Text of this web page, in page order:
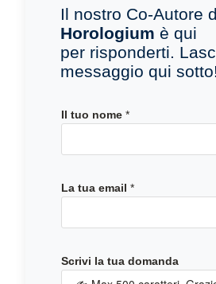
Il nostro Co-Autore
Horologium è qui
per risponderti.
messaggio qui sotto!
Il tuo nome *
La tua email *
o
Scrivi la tua domanda